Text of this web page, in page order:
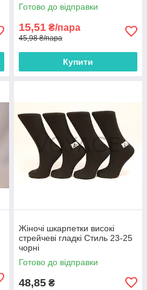
Готово до відправки
15,51 ₴/пара
45,98 ₴/пара
Купити
Жіночі шкарпетки високі
стрейчеві гладкі Стиль 23-25
чорні
Готово до відправки
48,85 ₴